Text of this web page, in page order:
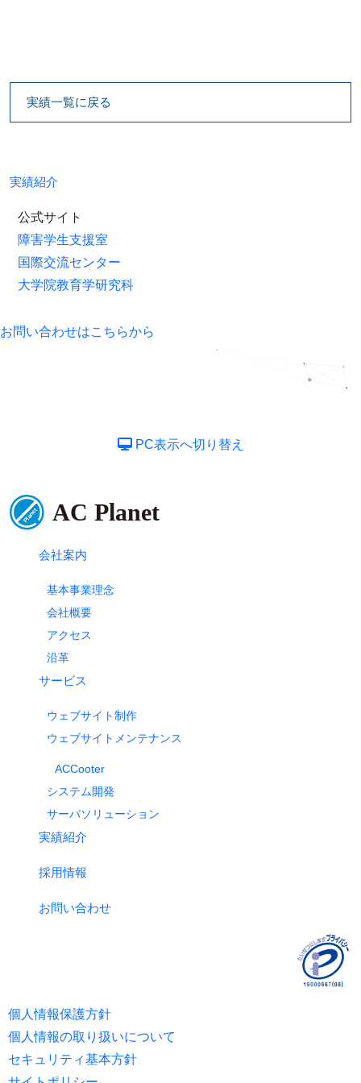
実績一覧に戻る
実績紹介
公式サイト
障害学生支援室
国際交流センター
大学院教育学研究科
お問い合わせはこちらから
PC表示へ切り替え
会社案内
基本事業理念
会社概要
アクセス
沿革
サービス
ウェブサイト制作
ウェブサイトメンテナンス
ACCooter
システム開発
サーバソリューション
実績紹介
採用情報
お問い合わせ
個人情報保護方針
個人情報の取り扱いについて
セキュリティ基本方針